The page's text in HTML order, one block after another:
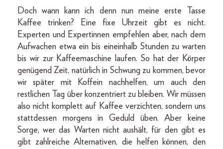
Doch wann kann ich denn nun meine erste Tasse
Kaffee trinken? Eine fixe Uhrzeit gibt es nicht.
Experten und Expertinnen empfehlen aber, nach dem
Aufwachen etwa ein bis eineinhalb Stunden zu warten
bis wir zur Kaffeemaschine laufen. So hat der Körper
genügend Zeit, natürlich in Schwung zu kommen, bevor
wir später mit Koffein nachhelfen, um auch den
restlichen Tag über konzentriert zu bleiben. Wir müssen
also nicht komplett auf Kaffee verzichten, sondern uns
stattdessen morgens in Geduld üben. Aber keine
Sorge, wer das Warten nicht aushält, für den gibt es
gibt zahlreiche Alternativen, die helfen können, den